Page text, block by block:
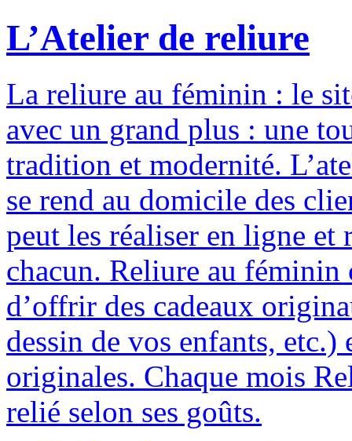
L’Atelier de reliure
La reliure au féminin : le
avec un grand plus : une
tradition et modernité.
se rend au domicile des
peut les réaliser en ligne et
chacun. Reliure au féminin
d’offrir des cadeaux
dessin de vos enfants,
originales. Chaque mois
relié selon ses goûts.